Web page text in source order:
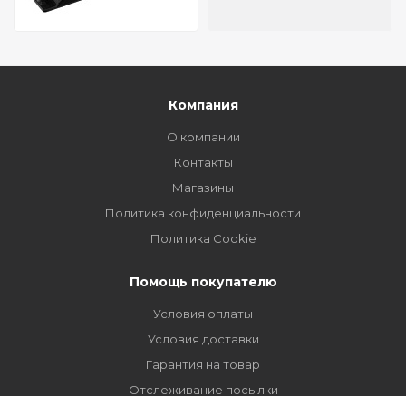
Компания
О компании
Контакты
Магазины
Политика конфиденциальности
Политика Cookie
Помощь покупателю
Условия оплаты
Условия доставки
Гарантия на товар
Отслеживание посылки